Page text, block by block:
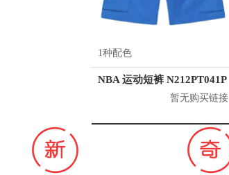
1种配色
NBA 运动短裤 N212PT041P
暂无购买链接